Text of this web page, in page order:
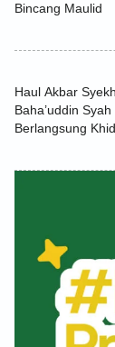
Bincang Maulid
Haul Akbar
Baha’uddin
Berlangsung